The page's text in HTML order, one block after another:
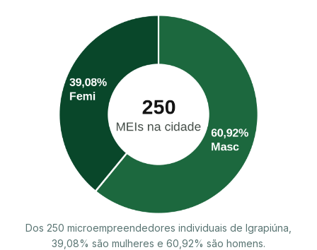
Dos 250 microempreendedores individuais de Igrapiúna,
39,08% são mulheres e 60,92% são homens.